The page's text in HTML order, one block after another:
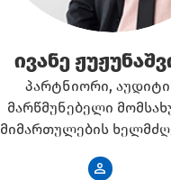
ივანე
პარტნიორი,
მარწმუნებელი
მიმართულების